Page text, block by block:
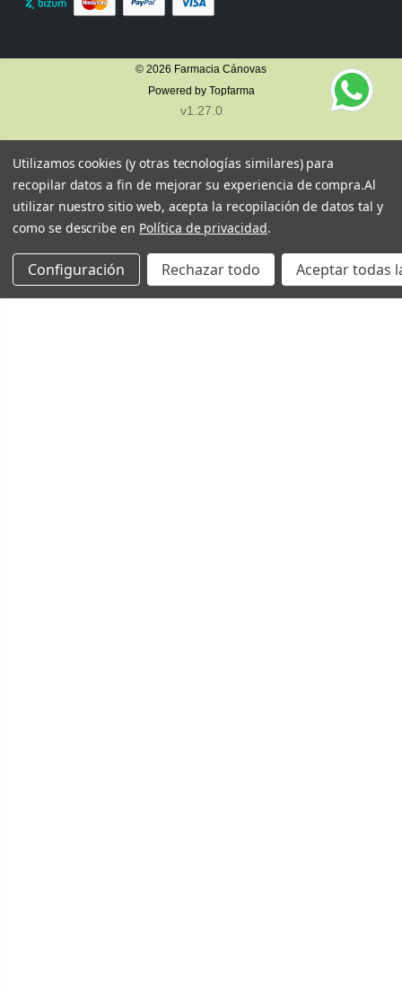
© 2026 Farmacia Cánovas
Powered by Topfarma
v1.27.0
Utilizamos cookies (y otras tecnologías similares) para
recopilar datos a fin de mejorar su experiencia de compra.Al
utilizar nuestro sitio web, acepta la recopilación de datos tal y
como se describe en Política de privacidad.
Configuración Rechazar todo Aceptar todas